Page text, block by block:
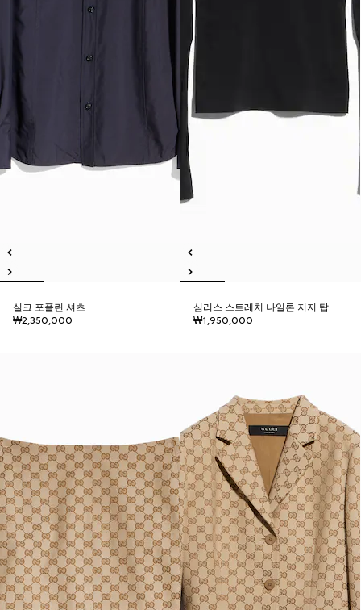
실크 포플린 셔츠
₩2,350,000
심리스 스트레치 나일론 저지 탑
₩1,950,000